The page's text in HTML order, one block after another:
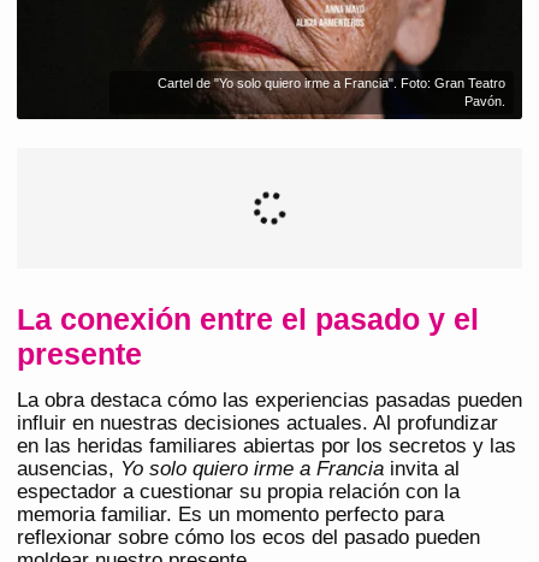
Cartel de "Yo solo quiero irme a Francia". Foto: Gran Teatro
Pavón.
La conexión entre el pasado y el
presente
La obra destaca cómo las experiencias pasadas pueden
influir en nuestras decisiones actuales. Al profundizar
en las heridas familiares abiertas por los secretos y las
ausencias, Yo solo quiero irme a Francia invita al
espectador a cuestionar su propia relación con la
memoria familiar. Es un momento perfecto para
reflexionar sobre cómo los ecos del pasado pueden